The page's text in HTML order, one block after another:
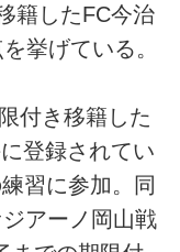
籍したFC今治
挙げている。
付き移籍した
登録されてい
習に参加。同
アーノ岡山戦